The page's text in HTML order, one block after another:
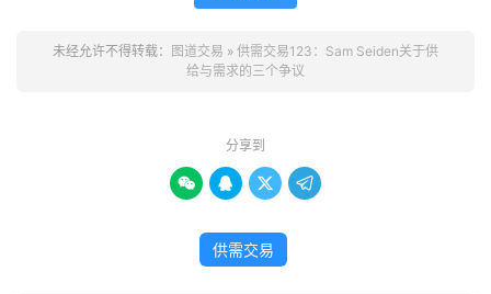
未经允许不得转载： 图道交易 » 供需交易123：Sam Seiden关于供
给与需求的三个争议
分享到
   
供需交易